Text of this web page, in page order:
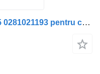
Unitate de control Bosch CPC5 0281021193 pentru cap tractor Mercedes-Benz